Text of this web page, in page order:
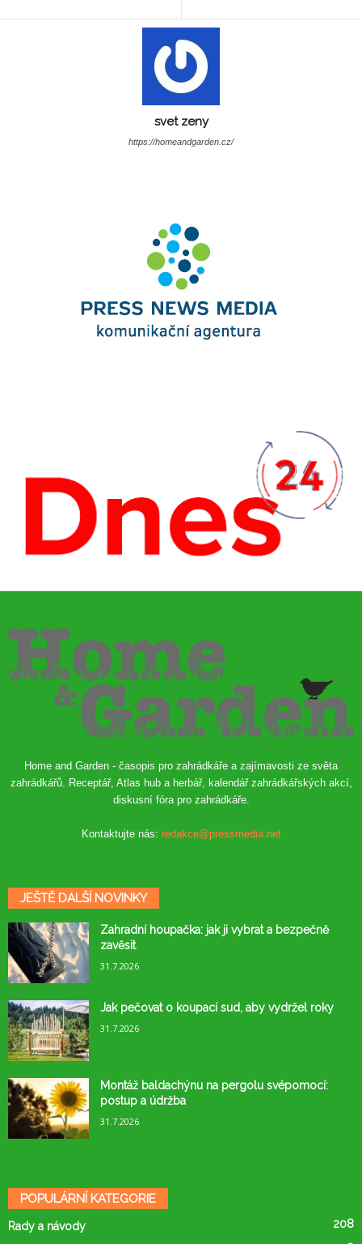
svet zeny
https://homeandgarden.cz/
Home and Garden - časopis pro zahrádkáře a zajímavosti ze světa
zahrádkářů. Receptář, Atlas hub a herbář, kalendář zahrádkářských akcí,
diskusní fóra pro zahrádkáře.
Kontaktujte nás: redakce@pressmedia.net
JEŠTĚ DALŠÍ NOVINKY
Zahradní houpačka: jak ji vybrat a bezpečně
zavěsit
31.7.2026
Jak pečovat o koupací sud, aby vydržel roky
31.7.2026
Montáž baldachýnu na pergolu svépomocí:
postup a údržba
31.7.2026
POPULÁRNÍ KATEGORIE
Rady a návody 208